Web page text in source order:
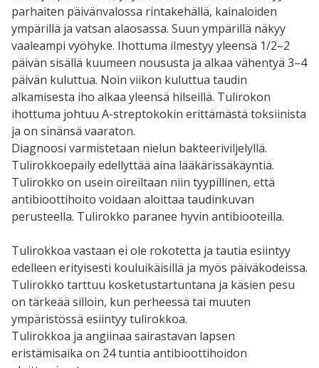
parhaiten päivänvalossa rintakehällä, kainaloiden
ympärillä ja vatsan alaosassa. Suun ympärillä näkyy
vaaleampi vyöhyke. Ihottuma ilmestyy yleensä 1/2–2
päivän sisällä kuumeen noususta ja alkaa vähentyä 3–4
päivän kuluttua. Noin viikon kuluttua taudin
alkamisesta iho alkaa yleensä hilseillä. Tulirokon
ihottuma johtuu A-streptokokin erittämästä toksiinista
ja on sinänsä vaaraton.
Diagnoosi varmistetaan nielun bakteeriviljelyllä.
Tulirokkoepäily edellyttää aina lääkärissäkäyntiä.
Tulirokko on usein oireiltaan niin tyypillinen, että
antibioottihoito voidaan aloittaa taudinkuvan
perusteella. Tulirokko paranee hyvin antibiooteilla.
Tulirokkoa vastaan ei ole rokotetta ja tautia esiintyy
edelleen erityisesti kouluikäisillä ja myös päiväkodeissa.
Tulirokko tarttuu kosketustartuntana ja käsien pesu
on tärkeää silloin, kun perheessä tai muuten
ympäristössä esiintyy tulirokkoa.
Tulirokkoa ja angiinaa sairastavan lapsen
eristämisaika on 24 tuntia antibioottihoidon